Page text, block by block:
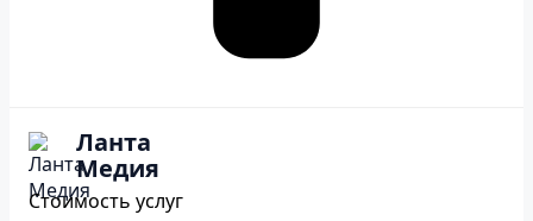
Ланта
Медия
Стоимость услуг